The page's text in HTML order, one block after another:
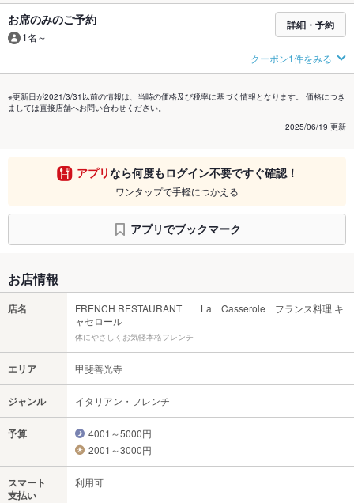
お席のみのご予約
1名～
詳細・予約
クーポン1件をみる
※更新日が2021/3/31以前の情報は、当時の価格及び税率に基づく情報となります。 価格につき
ましては直接店舗へお問い合わせください。
2025/06/19 更新
アプリなら何度もログイン不要ですぐ確認！
ワンタップで手軽につかえる
アプリでブックマーク
お店情報
店名
FRENCH RESTAURANT La Casserole フランス料理 キ
ャセロール
体にやさしくお気軽本格フレンチ
エリア 甲斐善光寺
ジャンル イタリアン・フレンチ
予算
4001～5000円
2001～3000円
スマート
支払い
利用可